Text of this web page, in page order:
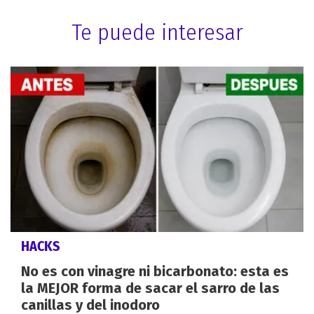
Te puede interesar
HACKS
No es con vinagre ni bicarbonato: esta es
la MEJOR forma de sacar el sarro de las
canillas y del inodoro